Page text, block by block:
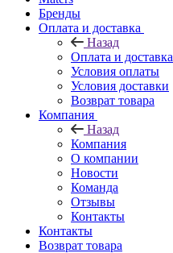
Бренды
Оплата и доставка
Назад
Оплата и доставка
Условия оплаты
Условия доставки
Возврат товара
Компания
Назад
Компания
О компании
Новости
Команда
Отзывы
Контакты
Контакты
Возврат товара